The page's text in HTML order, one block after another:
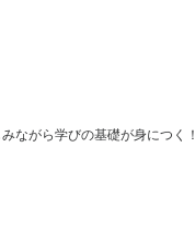
ながら学びの基礎が身につく！